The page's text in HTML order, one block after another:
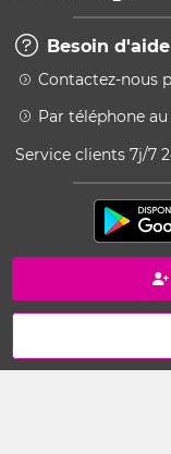
Besoin
Contactez-nous
Par téléphone au
Service clients 7j/7
Copyright ©